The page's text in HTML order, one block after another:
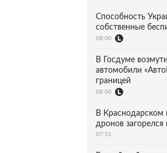
Способность
собственные
08:00
В Госдуме
автомобили
границей
08:00
В Краснодарском
дронов загорелся
07:51